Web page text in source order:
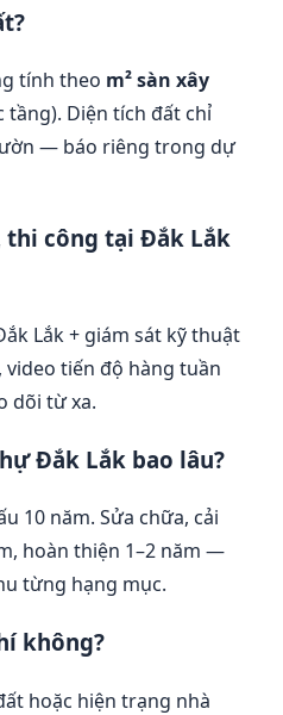
tính theo m² sàn xây
tầng). Diện tích đất chỉ
— báo riêng trong dự
thi công tại Đắk Lắk
Lắk + giám sát kỹ thuật
video tiến độ hàng tuần
dõi từ xa.
Đắk Lắk bao lâu?
10 năm. Sửa chữa, cải
hoàn thiện 1–2 năm —
từng hạng mục.
không?
hoặc hiện trạng nhà